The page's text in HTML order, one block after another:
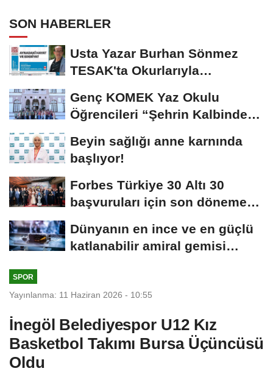
SON HABERLER
Usta Yazar Burhan Sönmez
TESAK'ta Okurlarıyla
Genç KOMEK Yaz Okulu
Öğrencileri “Şehrin Kalbinde
Beyin sağlığı anne karnında
başlıyor!
Forbes Türkiye 30 Altı 30
başvuruları için son dönemece
Dünyanın en ince ve en güçlü
katlanabilir amiral gemisi
SPOR
Yayınlanma: 11 Haziran 2026 - 10:55
İnegöl Belediyespor U12 Kız
Basketbol Takımı Bursa Üçüncüsü
Oldu